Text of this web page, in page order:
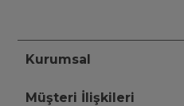
Kurumsal
Müşteri İlişkileri